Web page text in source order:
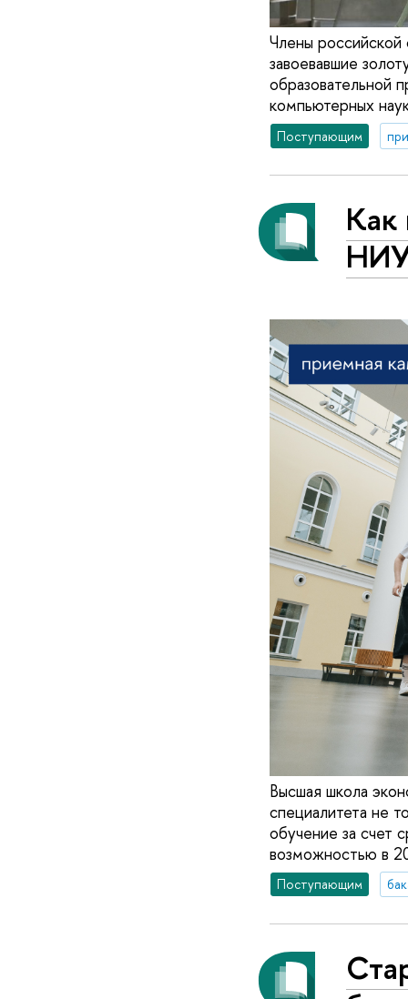
Члены
завоевавшие
образовательной
компьютерных
Поступающим
Как
Высшая школа
специалитета не
обучение за счет
возможностью в
Поступающим